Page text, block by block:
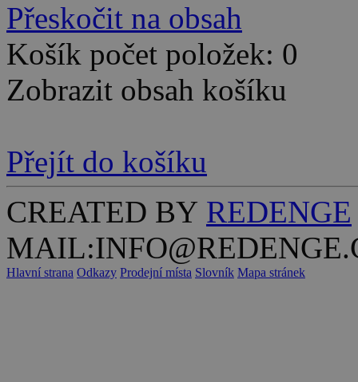
Přeskočit na obsah
Košík počet položek: 0
Zobrazit obsah košíku
Přejít do košíku
CREATED BY REDENGE
Hlavní strana Odkazy Prodejní místa Slovník Mapa stránek